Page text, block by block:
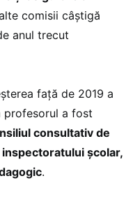
comisii câștigă
anul trecut
față de 2019 a
profesorul a fost
consultativ de
şcolar,
.